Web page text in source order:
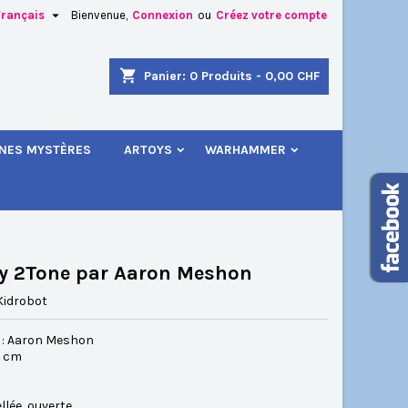
Bienvenue, Connexion ou Créez votre compte

shopping_cart Panier: 0 Produits - 0,00 CHF
MYSTÈRES ARTOYS WARHAMMER
2Tone par Aaron Meshon
Aaron Meshon
cm